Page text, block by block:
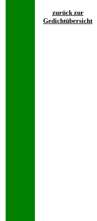
zurück zur
Gedichtübersicht